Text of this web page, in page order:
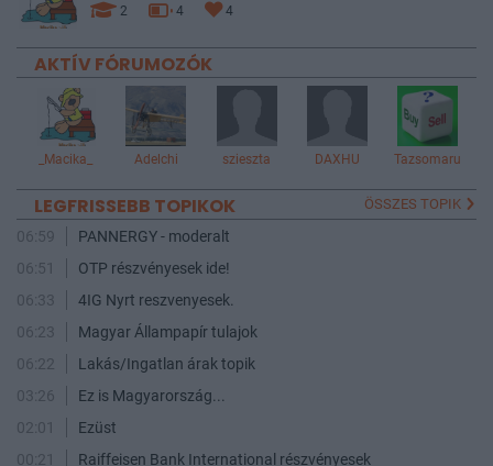
2 4 4
AKTÍV FÓRUMOZÓK
_Macika_ Adelchi szieszta DAXHU Tazsomaru
LEGFRISSEBB TOPIKOK ÖSSZES TOPIK
06:59
PANNERGY - moderalt
06:51
OTP részvényesek ide!
06:33
4IG Nyrt reszvenyesek.
06:23
Magyar Állampapír tulajok
06:22
Lakás/Ingatlan árak topik
03:26
Ez is Magyarország...
02:01
Ezüst
00:21
Raiffeisen Bank International részvényesek